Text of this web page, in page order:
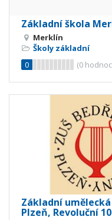
Základní škola
Merklín
Školy základní
0
(0
Základní
Plzeň, Revoluční